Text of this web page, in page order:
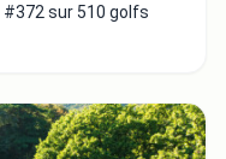
#372 sur 510 golfs